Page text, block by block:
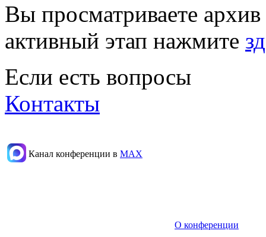
Вы просматриваете
активный этап нажмите
Если есть вопросы
Контакты
Канал конференции в МАХ
О конференции